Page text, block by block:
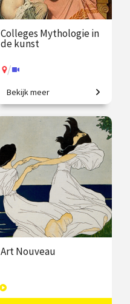
Colleges Mythologie in
de kunst
/
Griekse en Romeinse goden
bewijzen hun
onsterfelijkheid.
€ 345.00
vanaf 22
sep.
/ Op locatie of online
Bekijk meer
Art Nouveau